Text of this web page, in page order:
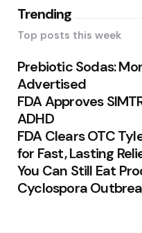
Trending
Top posts this week
Prebiotic Sodas:
Advertised
FDA Approves
ADHD
FDA Clears OTC
for Fast, Lasting
You Can Still Eat
Cyclospora